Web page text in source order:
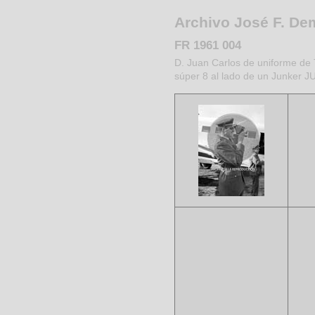
Archivo José F.
FR 1961 004
D. Juan Carlos de uniforme
súper 8 al lado de un Junker